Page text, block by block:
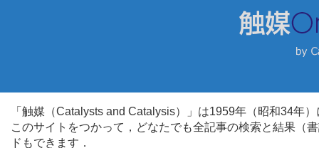
「触媒（Catalysts and Catalysis）」は1959年（昭和34年
このサイトをつかって，どなたでも全記事の検索と結果（
ドもできます．